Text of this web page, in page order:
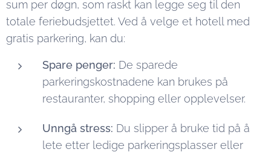
sum per døgn, som raskt kan legge seg til den
totale feriebudsjettet. Ved å velge et hotell med
gratis parkering, kan du:
Spare penger: De sparede
parkeringskostnadene kan brukes på
restauranter, shopping eller opplevelser.
Unngå stress: Du slipper å bruke tid på å
lete etter ledige parkeringsplasser eller